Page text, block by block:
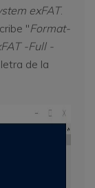
exFAT.
"Format-
-Full -
de la